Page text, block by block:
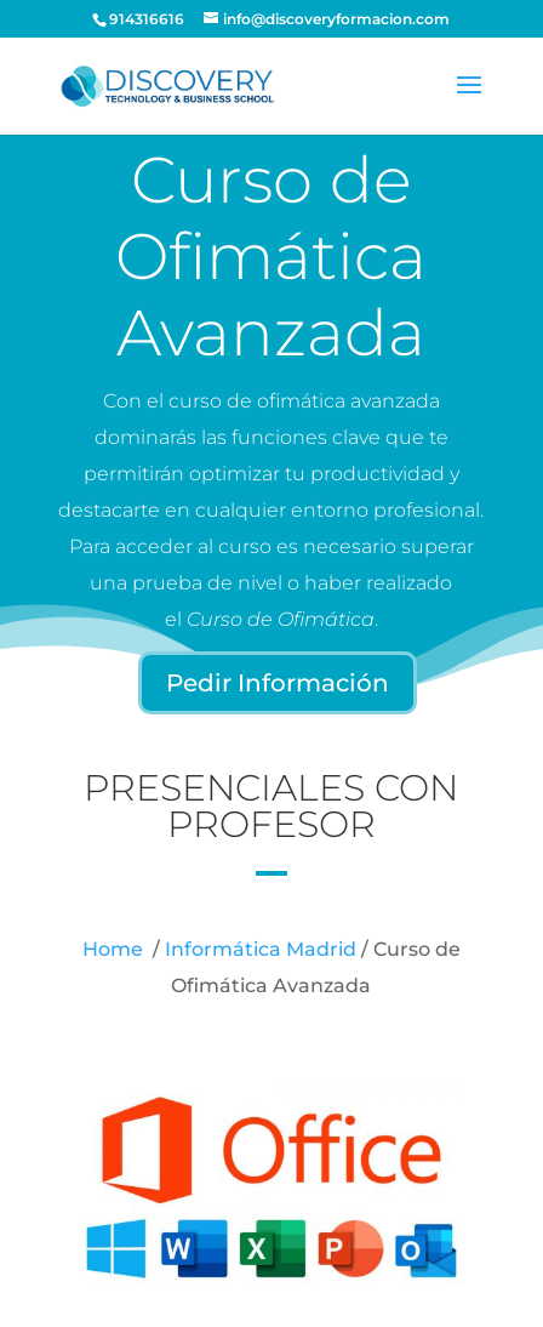
914316616 info@discoveryformacion.com
Curso de
Ofimática
Avanzada
Con el curso de ofimática avanzada
dominarás las funciones clave que te
permitirán optimizar tu productividad y
destacarte en cualquier entorno profesional.
Para acceder al curso es necesario superar
una prueba de nivel o haber realizado
el Curso de Ofimática.
Pedir Información
PRESENCIALES CON
PROFESOR
Home / Informática Madrid / Curso de
Ofimática Avanzada